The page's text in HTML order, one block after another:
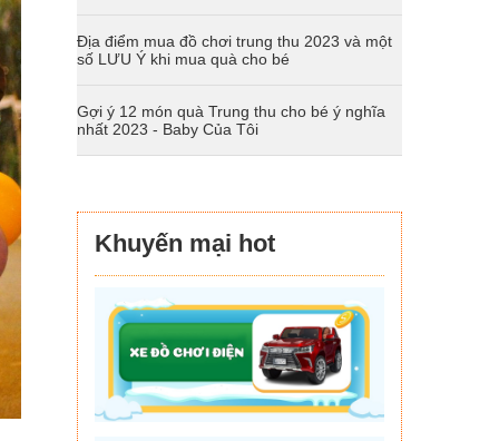
Địa điểm mua đồ chơi trung thu 2023 và một
số LƯU Ý khi mua quà cho bé
Gợi ý 12 món quà Trung thu cho bé ý nghĩa
nhất 2023 - Baby Của Tôi
Khuyến mại hot